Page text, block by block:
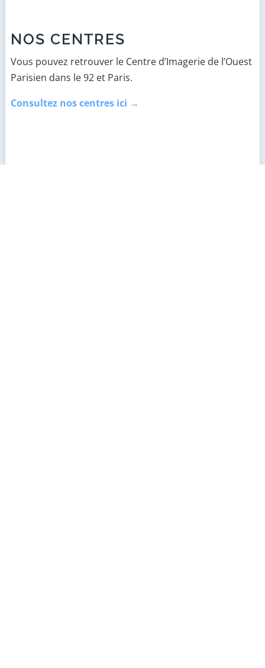
NOS CENTRES
Vous pouvez retrouver le Centre d’Imagerie de l’Ouest
Parisien dans le 92 et Paris.
Consultez nos centres ici →